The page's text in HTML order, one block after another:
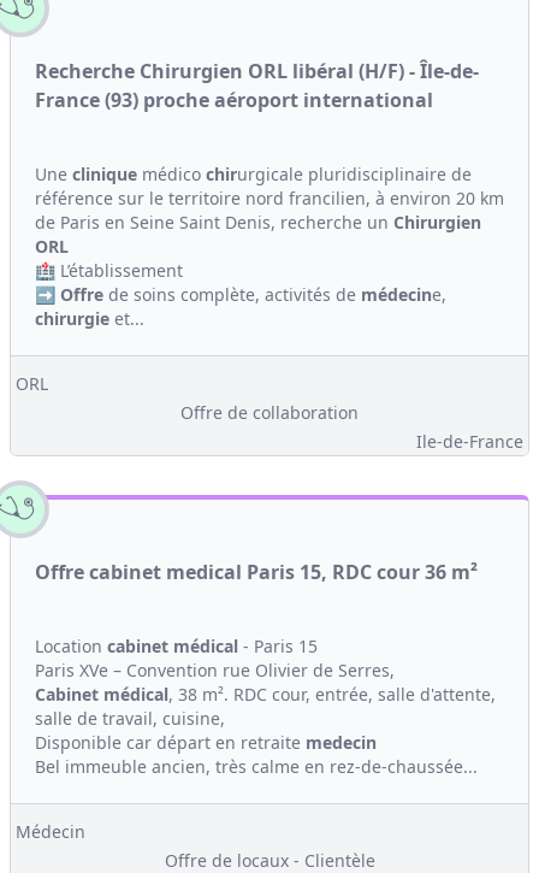
Recherche Chirurgien ORL libéral (H/F) - Île-de-
France (93) proche aéroport international
Une clinique médico chirurgicale pluridisciplinaire de
référence sur le territoire nord francilien, à environ 20 km
de Paris en Seine Saint Denis, recherche un Chirurgien
ORL
🏥 L’établissement
➡️ Offre de soins complète, activités de médecine,
chirurgie et...
ORL
Offre de collaboration
Ile-de-France
Offre cabinet medical Paris 15, RDC cour 36 m²
Location cabinet médical - Paris 15
Paris XVe – Convention rue Olivier de Serres,
Cabinet médical, 38 m². RDC cour, entrée, salle d'attente,
salle de travail, cuisine,
Disponible car départ en retraite medecin
Bel immeuble ancien, très calme en rez-de-chaussée...
Médecin
Offre de locaux - Clientèle